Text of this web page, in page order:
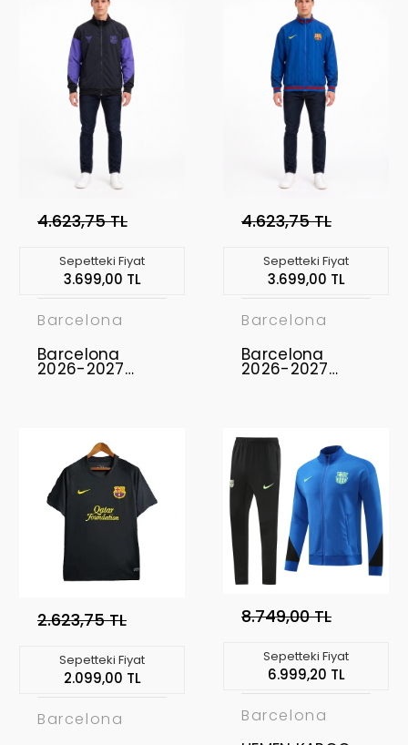
4.623,75 TL
Sepetteki Fiyat
3.699,00 TL
Barcelona
Barcelona
2026-2027
4.623,75 TL
Sepetteki Fiyat
3.699,00 TL
Barcelona
Barcelona
2026-2027
2.623,75 TL
Sepetteki Fiyat
2.099,00 TL
Barcelona
8.749,00 TL
Sepetteki Fiyat
6.999,20 TL
Barcelona